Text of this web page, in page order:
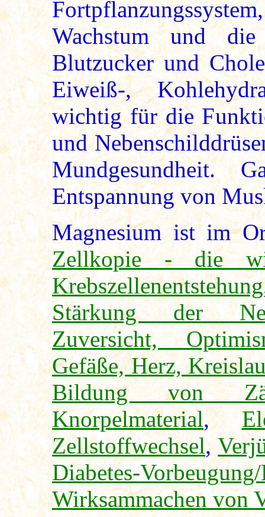
Wachstum und
Blutzucker und
Eiweiß-,
wichtig für die
und
Entspannung von
Magnesium ist im
Zellkopie - die
Krebszellenentstehung
Stärkung der
Zuversicht,
Gefäße, Herz,
Bildung von
Knorpelmaterial,
Zellstoffwechsel,
Diabetes-
Wirksammachen von